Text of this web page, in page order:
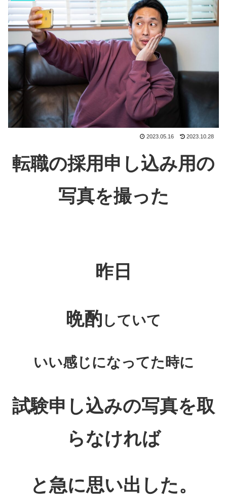
2023.05.16 2023.10.28
転職の採用申し込み用の
写真を撮った
昨日
晩酌 していて
いい感じになってた時に
試験申し込みの写真を取
らなければ
と急に思い出した。